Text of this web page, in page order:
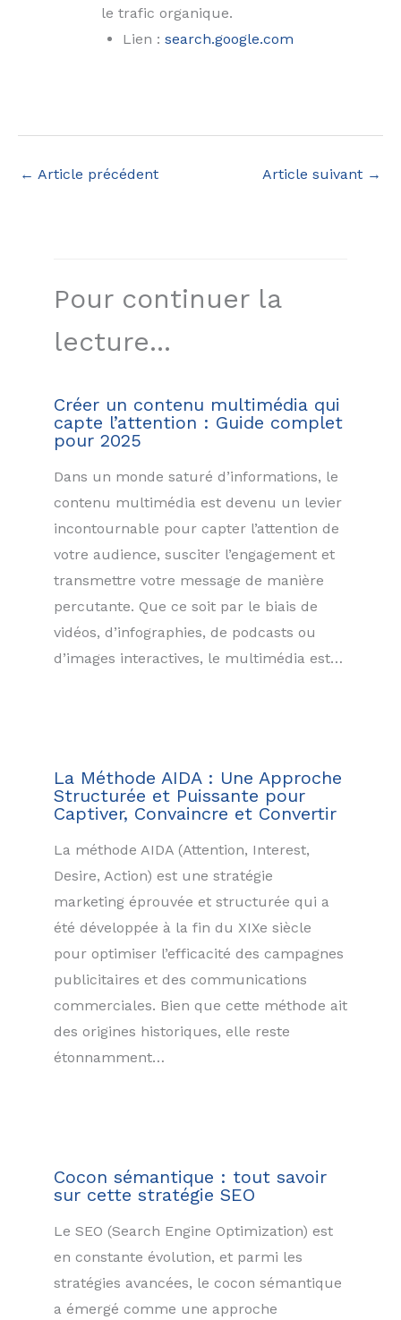
le trafic organique.
Lien : search.google.com
← Article précédent Article suivant →
Pour continuer la
lecture...
Créer un contenu multimédia qui
capte l’attention : Guide complet
pour 2025
Dans un monde saturé d’informations, le
contenu multimédia est devenu un levier
incontournable pour capter l’attention de
votre audience, susciter l’engagement et
transmettre votre message de manière
percutante. Que ce soit par le biais de
vidéos, d’infographies, de podcasts ou
d’images interactives, le multimédia est…
La Méthode AIDA : Une Approche
Structurée et Puissante pour
Captiver, Convaincre et Convertir
La méthode AIDA (Attention, Interest,
Desire, Action) est une stratégie
marketing éprouvée et structurée qui a
été développée à la fin du XIXe siècle
pour optimiser l’efficacité des campagnes
publicitaires et des communications
commerciales. Bien que cette méthode ait
des origines historiques, elle reste
étonnamment…
Cocon sémantique : tout savoir
sur cette stratégie SEO
Le SEO (Search Engine Optimization) est
en constante évolution, et parmi les
stratégies avancées, le cocon sémantique
a émergé comme une approche